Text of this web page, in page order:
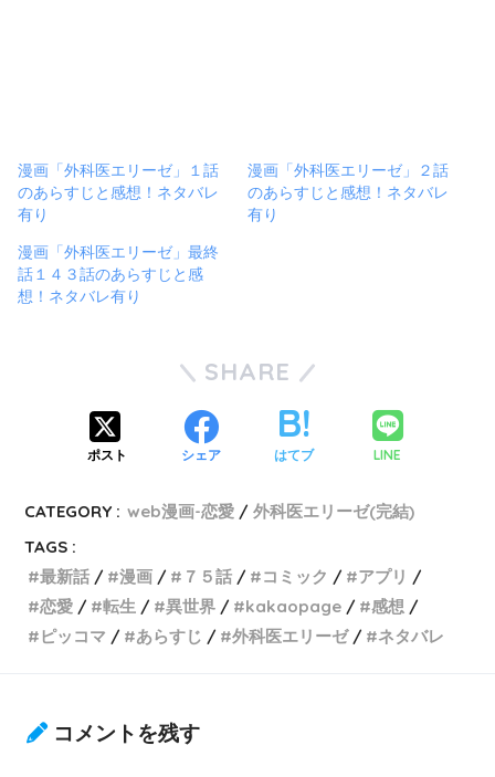
漫画「外科医エリーゼ」１話
のあらすじと感想！ネタバレ
有り
漫画「外科医エリーゼ」２話
のあらすじと感想！ネタバレ
有り
漫画「外科医エリーゼ」最終
話１４３話のあらすじと感
想！ネタバレ有り
SHARE
ポスト シェア はてブ LINE
CATEGORY : web漫画-恋愛
外科医エリーゼ(完結)
TAGS :
最新話
漫画 ７５話 コミック
アプリ
恋愛
転生 異世界 kakaopage
感想
ピッコマ
あらすじ 外科医エリーゼ ネタバレ
コメントを残す